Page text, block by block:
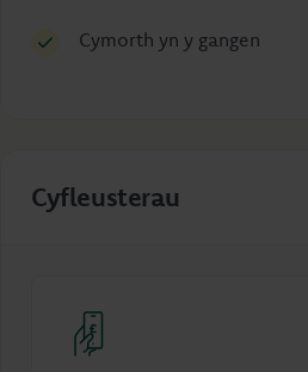
Cymorth yn y gangen
Cyfleusterau